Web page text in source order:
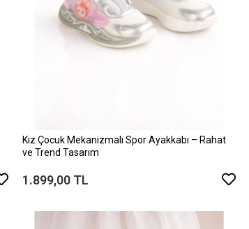
Kız Çocuk Mekanizmalı Spor Ayakkabı – Rahat
ve Trend Tasarım
1.899,00 TL